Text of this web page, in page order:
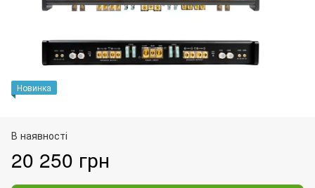
Новинка
В наявності
20 250 грн